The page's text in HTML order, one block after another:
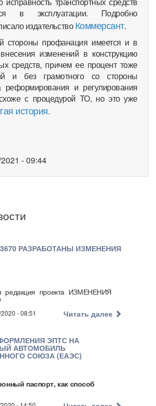
в эксплуатации. Подробно
издательствоКоммерсант.
стороны профанация имеется и в
изменений в конструкцию
средств, причем ее процент тоже
и без грамотного со стороны
реформирования и регулирования
с процедурой ТО, но это уже
история.
- 09:44
РАЗРАБОТАНЫ ИЗМЕНЕНИЯ
редакция проекта ИЗМЕНЕНИЯ
- 08:51 Читать далее
ЭПТС НА
АВТОМОБИЛЬ
СОЮЗА (ЕАЭС)
паспорт, как способ